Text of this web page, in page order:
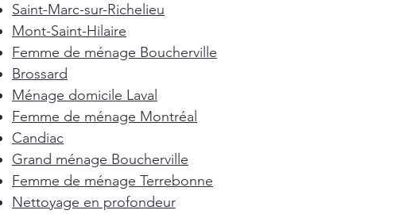
Saint-Marc-sur-Richelieu
Mont-Saint-Hilaire
Femme de ménage Boucherville
Brossard
Ménage domicile Laval
Femme de ménage Montréal
Candiac
Grand ménage Boucherville
Femme de ménage Terrebonne
Nettoyage en profondeur